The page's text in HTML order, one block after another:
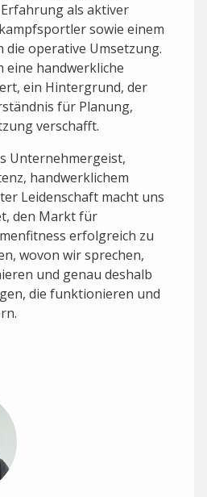
als aktiver
sowie einem
die operative Umsetzung.
eine handwerkliche
ein Hintergrund, der
für Planung,
verschafft.
Unternehmergeist,
handwerklichem
Leidenschaft macht uns
den Markt für
erfolgreich zu
wovon wir sprechen,
und genau deshalb
die funktionieren und